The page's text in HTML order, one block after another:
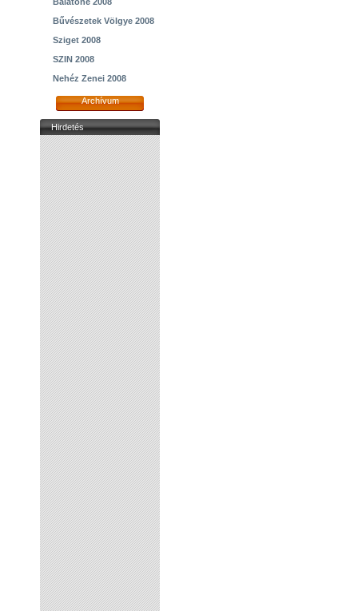
Bűvészetek Völgye 2008
Sziget 2008
SZIN 2008
Nehéz Zenei 2008
Archívum
Hirdetés